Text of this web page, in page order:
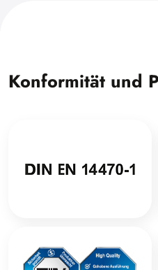
Konformität und